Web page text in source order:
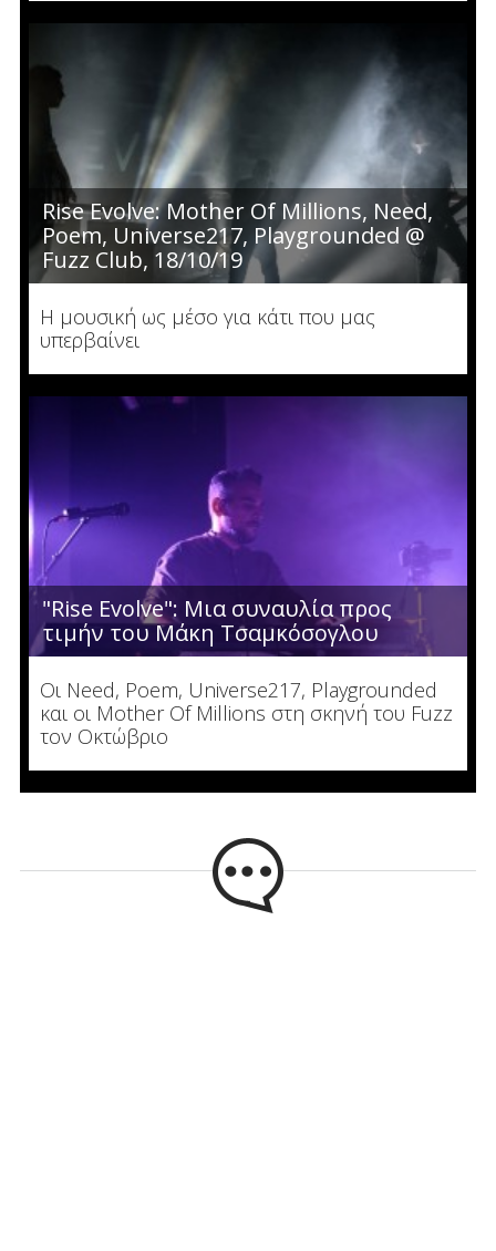
Rise Evolve: Mother Of Millions, Need,
Poem, Universe217, Playgrounded @
Fuzz Club, 18/10/19
Η μουσική ως μέσο για κάτι που μας
υπερβαίνει
"Rise Evolve": Μια συναυλία προς
τιμήν του Μάκη Τσαμκόσογλου
Οι Need, Poem, Universe217, Playgrounded
και οι Mother Of Millions στη σκηνή του Fuzz
τον Οκτώβριο